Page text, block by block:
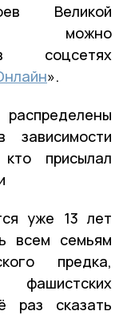
Великой
можно
соцсетях
».
присылал
уже 13 лет
всем семьям
предка,
раз сказать